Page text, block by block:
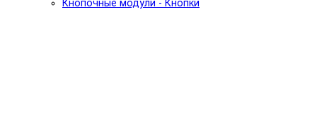
Кнопочные модули - Кнопки